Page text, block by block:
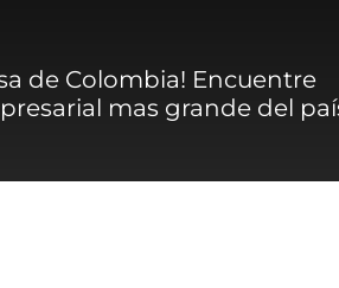
de Colombia! Encuentre
mas grande del